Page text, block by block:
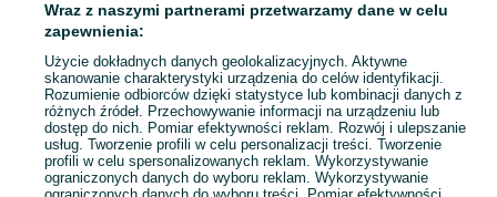
Wraz z naszymi partnerami przetwarzamy dane w celu
zapewnienia:
Użycie dokładnych danych geolokalizacyjnych. Aktywne
skanowanie charakterystyki urządzenia do celów identyfikacji.
Rozumienie odbiorców dzięki statystyce lub kombinacji danych z
różnych źródeł. Przechowywanie informacji na urządzeniu lub
dostęp do nich. Pomiar efektywności reklam. Rozwój i ulepszanie
usług. Tworzenie profili w celu personalizacji treści. Tworzenie
profili w celu spersonalizowanych reklam. Wykorzystywanie
ograniczonych danych do wyboru reklam. Wykorzystywanie